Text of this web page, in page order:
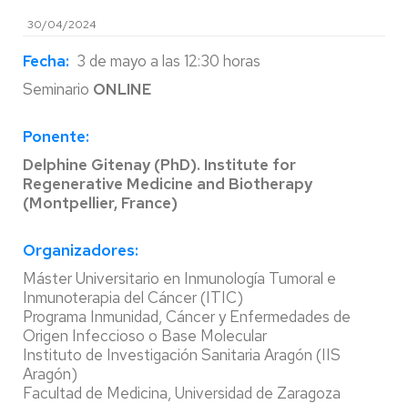
30/04/2024
Fecha: 3 de mayo a las 12:30 horas
Seminario ONLINE
Ponente:
Delphine Gitenay (PhD). Institute for
Regenerative Medicine and Biotherapy
(Montpellier, France)
Organizadores:
Máster Universitario en Inmunología Tumoral e
Inmunoterapia del Cáncer (ITIC)
Programa Inmunidad, Cáncer y Enfermedades de
Origen Infeccioso o Base Molecular
Instituto de Investigación Sanitaria Aragón (IIS
Aragón)
Facultad de Medicina, Universidad de Zaragoza